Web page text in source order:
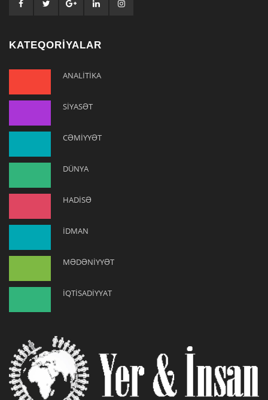
KATEQORİYALAR
ANALİTİKA
SİYASƏT
CƏMİYYƏT
DÜNYA
HADİSƏ
İDMAN
MƏDƏNİYYƏT
İQTİSADİYYAT